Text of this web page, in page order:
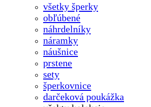
všetky šperky
obľúbené
náhrdelníky
náramky
náušnice
prstene
sety
šperkovnice
darčeková poukážka